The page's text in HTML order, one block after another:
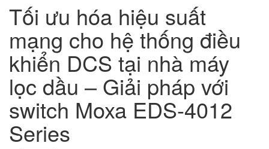
Tối ưu hóa hiệu suất
mạng cho hệ thống điều
khiển DCS tại nhà máy
lọc dầu – Giải pháp với
switch Moxa EDS-4012
Series